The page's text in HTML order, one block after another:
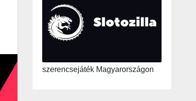
szerencsejáték Magyarországon